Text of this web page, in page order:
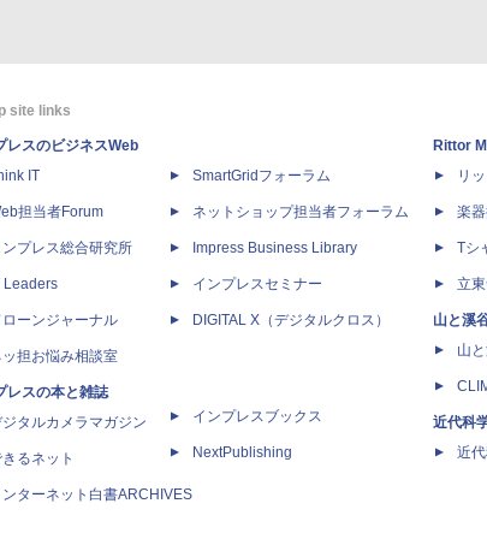
site links
レスのビジネスWeb
IT
担当者Forum
ンプレス総合研究所
Leaders
ローンジャーナル
ッ担お悩み相談室
レスの本と雑誌
タルカメラマガジン
るネット
ンターネット白書ARCHIVES
SmartGridフォーラム
ネットショップ担当者フォーラム
Impress Business Library
インプレスセミナー
DIGITAL X（デジタルクロス）
インプレスブックス
NextPublishing
Rittor
リ
楽
Tシ
立
山と溪
山
近代科
近